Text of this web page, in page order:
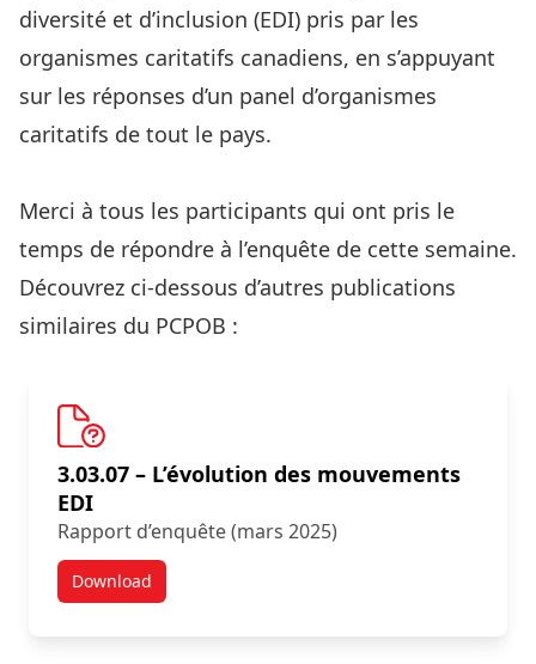
diversité et d’inclusion (EDI) pris par les
organismes caritatifs canadiens, en s’appuyant
sur les réponses d’un panel d’organismes
caritatifs de tout le pays.
Merci à tous les participants qui ont pris le
temps de répondre à l’enquête de cette semaine.
Découvrez ci-dessous d’autres publications
similaires du PCPOB :
3.03.07 – L’évolution des mouvements
EDI
Rapport d’enquête (mars 2025)
DownloadRésultats d’une nouvelle enquête :